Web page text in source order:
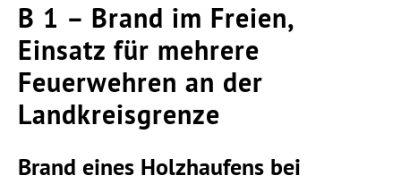
B 1 – Brand im Freien,
Einsatz für mehrere
Feuerwehren an der
Landkreisgrenze
Brand eines Holzhaufens bei